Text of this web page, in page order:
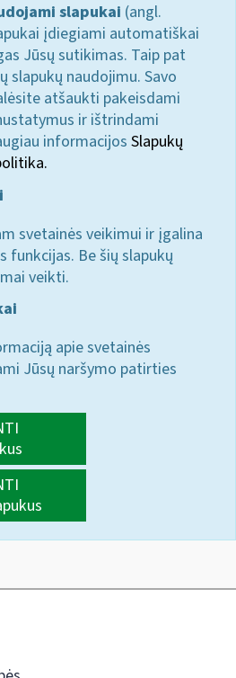
slapukai (angl.
įdiegiami automatiškai
Jūsų sutikimas. Taip pat
naudojimu. Savo
atšaukti pakeisdami
ir ištrindami
informacijos Slapukų
svetainės veikimui ir įgalina
funkcijas. Be šių slapukų
veikti.
apie svetainės
Jūsų naršymo patirties